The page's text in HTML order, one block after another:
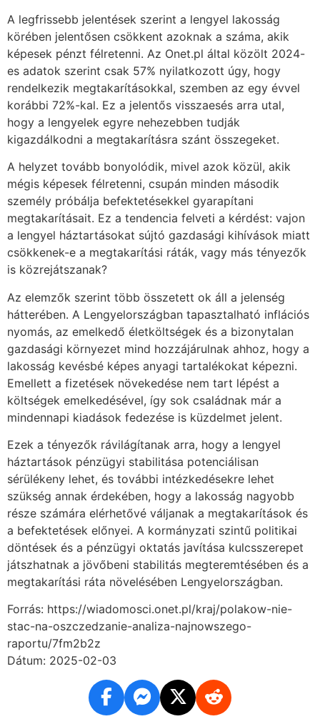
A legfrissebb jelentések szerint a lengyel lakosság
körében jelentősen csökkent azoknak a száma, akik
képesek pénzt félretenni. Az Onet.pl által közölt 2024-
es adatok szerint csak 57% nyilatkozott úgy, hogy
rendelkezik megtakarításokkal, szemben az egy évvel
korábbi 72%-kal. Ez a jelentős visszaesés arra utal,
hogy a lengyelek egyre nehezebben tudják
kigazdálkodni a megtakarításra szánt összegeket.
A helyzet tovább bonyolódik, mivel azok közül, akik
mégis képesek félretenni, csupán minden második
személy próbálja befektetésekkel gyarapítani
megtakarításait. Ez a tendencia felveti a kérdést: vajon
a lengyel háztartásokat sújtó gazdasági kihívások miatt
csökkenek-e a megtakarítási ráták, vagy más tényezők
is közrejátszanak?
Az elemzők szerint több összetett ok áll a jelenség
hátterében. A Lengyelországban tapasztalható inflációs
nyomás, az emelkedő életköltségek és a bizonytalan
gazdasági környezet mind hozzájárulnak ahhoz, hogy a
lakosság kevésbé képes anyagi tartalékokat képezni.
Emellett a fizetések növekedése nem tart lépést a
költségek emelkedésével, így sok családnak már a
mindennapi kiadások fedezése is küzdelmet jelent.
Ezek a tényezők rávilágítanak arra, hogy a lengyel
háztartások pénzügyi stabilitása potenciálisan
sérülékeny lehet, és további intézkedésekre lehet
szükség annak érdekében, hogy a lakosság nagyobb
része számára elérhetővé váljanak a megtakarítások és
a befektetések előnyei. A kormányzati szintű politikai
döntések és a pénzügyi oktatás javítása kulcsszerepet
játszhatnak a jövőbeni stabilitás megteremtésében és a
megtakarítási ráta növelésében Lengyelországban.
Forrás: https://wiadomosci.onet.pl/kraj/polakow-nie-
stac-na-oszczedzanie-analiza-najnowszego-
raportu/7fm2b2z
Dátum: 2025-02-03